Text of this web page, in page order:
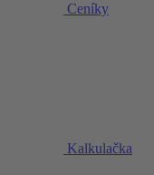
Ceníky
Kalkulačka